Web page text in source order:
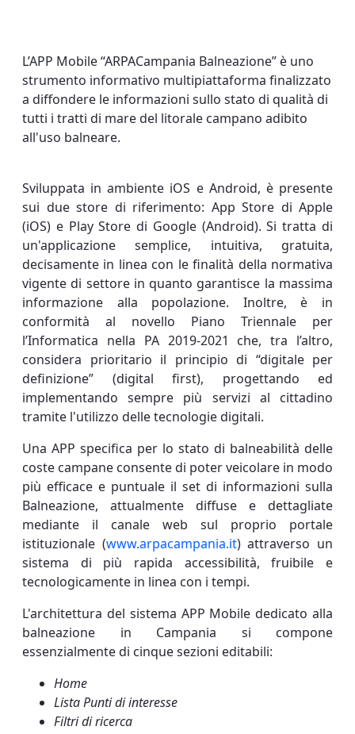
L’APP Mobile “ARPACampania Balneazione” è uno
strumento informativo multipiattaforma finalizzato
a diffondere le informazioni sullo stato di qualità di
tutti i tratti di mare del litorale campano adibito
all'uso balneare.
Sviluppata in ambiente iOS e Android, è presente
sui due store di riferimento: App Store di Apple
(iOS) e Play Store di Google (Android). Si tratta di
un'applicazione semplice, intuitiva, gratuita,
decisamente in linea con le finalità della normativa
vigente di settore in quanto garantisce la massima
informazione alla popolazione. Inoltre, è in
conformità al novello Piano Triennale per
l’Informatica nella PA 2019-2021 che, tra l’altro,
considera prioritario il principio di “digitale per
definizione” (digital first), progettando ed
implementando sempre più servizi al cittadino
tramite l'utilizzo delle tecnologie digitali.
Una APP specifica per lo stato di balneabilità delle
coste campane consente di poter veicolare in modo
più efficace e puntuale il set di informazioni sulla
Balneazione, attualmente diffuse e dettagliate
mediante il canale web sul proprio portale
istituzionale (www.arpacampania.it) attraverso un
sistema di più rapida accessibilità, fruibile e
tecnologicamente in linea con i tempi.
L'architettura del sistema APP Mobile dedicato alla
balneazione in Campania si compone
essenzialmente di cinque sezioni editabili:
Home
Lista Punti di interesse
Filtri di ricerca